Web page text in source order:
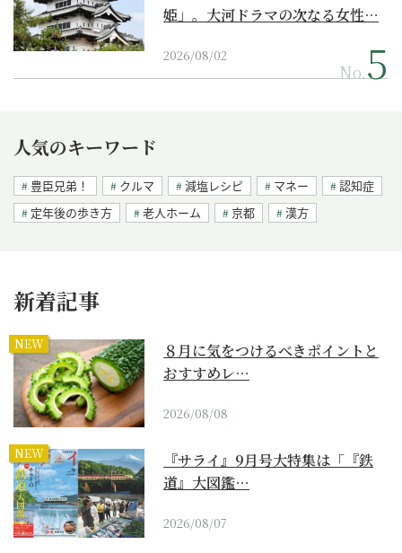
姫」。大河ドラマの次なる女性…
2026/08/02
No.
人気のキーワード
豊臣兄弟！ クルマ 減塩レシピ マネー
認知症
定年後の歩き方
老人ホーム 京都 漢方
新着記事
NEW
８月に気をつけるべきポイントと
おすすめレ…
2026/08/08
NEW
『サライ』9月号大特集は「『鉄
道』大図鑑…
2026/08/07